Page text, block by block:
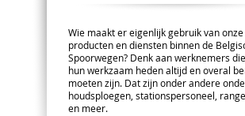
Wie maakt er eigenlijk gebruik van onze
producten en diensten binnen de
Spoorwegen? Denk aan werknemers
hun werkzaam heden altijd en overal
moeten zijn. Dat zijn onder andere
houdsploegen, stationspersoneel,
en meer.